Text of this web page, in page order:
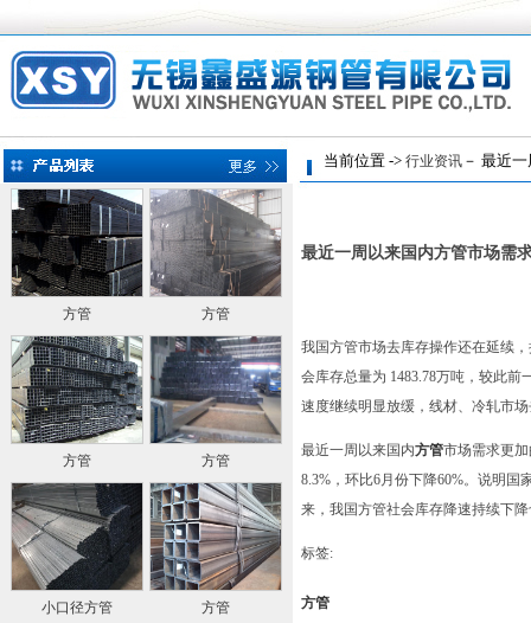
方管 方管
方管 方管
小口径方管 方管
当前位置 -> 行业资讯 － 最近
最近一周以来国内方管市场需
我国方管市场去库存操作还在延续
会库存总量为 1483.78万吨，较此
速度继续明显放缓，线材、冷轧市
最近一周以来国内方管市场需求更
8.3%，环比6月份下降60%。说明
来，我国方管社会库存降速持续下
标签:
方管